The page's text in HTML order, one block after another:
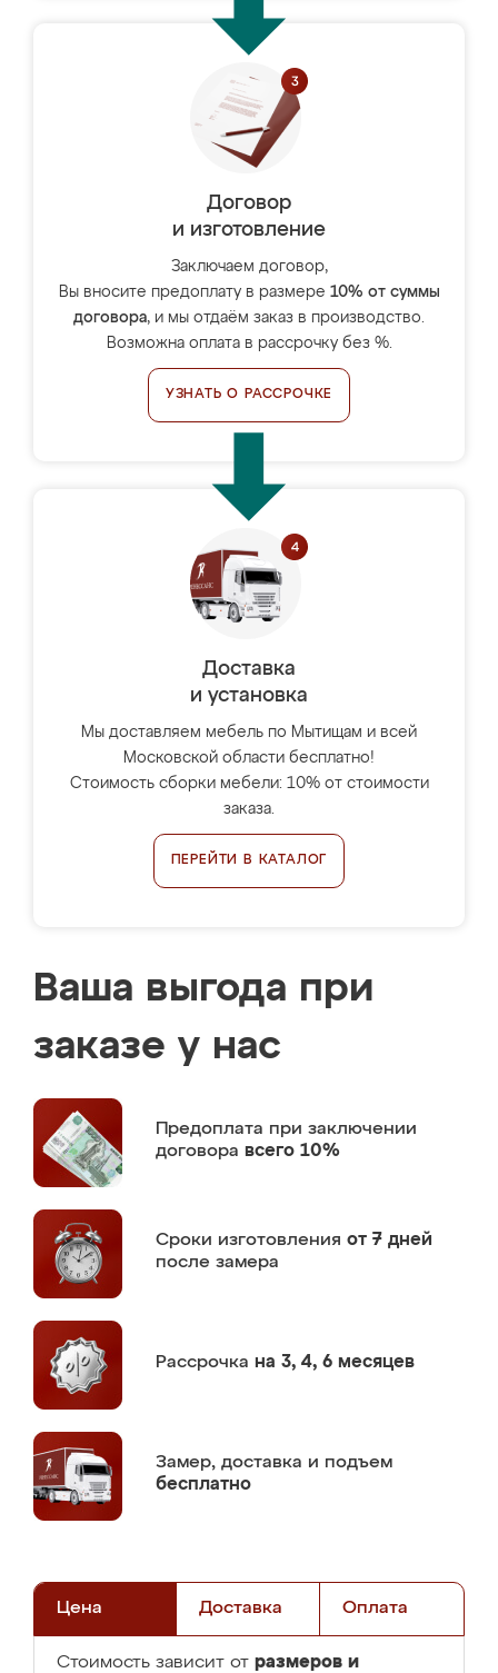
Договор
и изготовление
Заключаем договор,
Вы вносите предоплату в размере 10% от суммы
договора, и мы отдаём заказ в производство.
Возможна оплата в рассрочку без %.
УЗНАТЬ О РАССРОЧКЕ
Доставка
и установка
Мы доставляем мебель по Мытищам и всей
Московской области бесплатно!
Стоимость сборки мебели: 10% от стоимости
заказа.
ПЕРЕЙТИ В КАТАЛОГ
Ваша выгода при
заказе у нас
Предоплата при заключении
договора всего 10%
Сроки изготовления от 7 дней
после замера
Рассрочка на 3, 4, 6 месяцев
Замер, доставка и подъем
бесплатно
Цена Доставка Оплата
Стоимость зависит от размеров и